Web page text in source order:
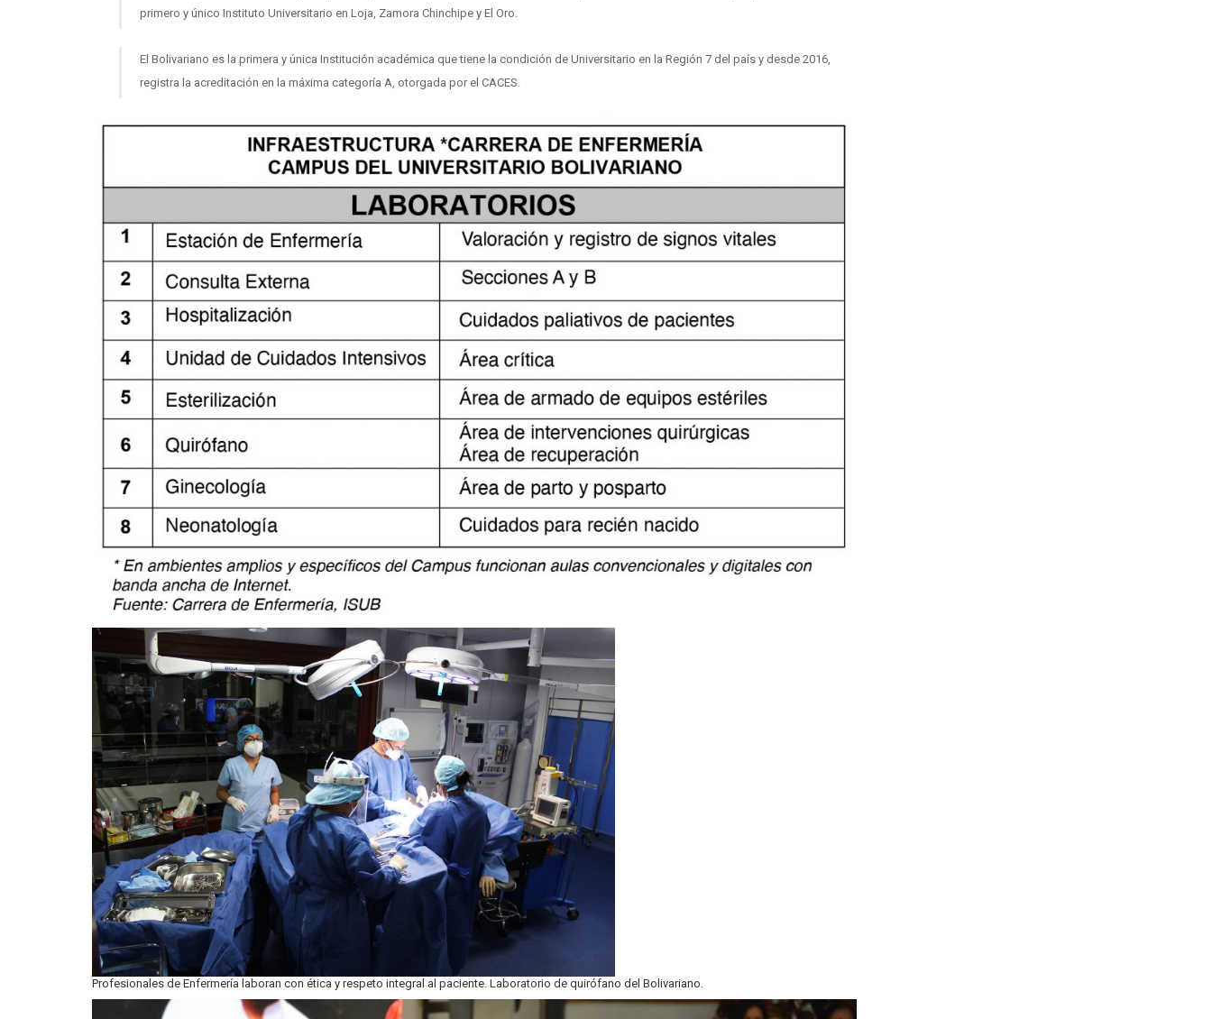
primero y único Instituto Universitario en Loja, Zamora Chinchipe y El Oro.
El Bolivariano es la primera y única Institución académica que tiene la condición de Universitario en la Región 7 del país y desde 2016,
registra la acreditación en la máxima categoría A, otorgada por el CACES.
Profesionales de Enfermería laboran con ética y respeto integral al paciente. Laboratorio de quirófano del Bolivariano.